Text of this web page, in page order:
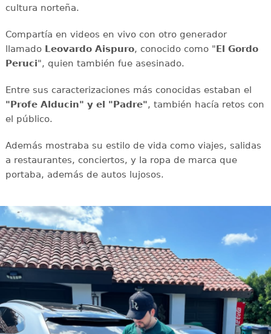
cultura norteña.
Compartía en videos en vivo con otro generador
llamadoLeovardo Aispuro, conocido como " El Gordo
Peruci", quien también fue asesinado.
Entre sus caracterizaciones más conocidas estaban el
"Profe Alducin" y el "Padre", también hacía retos con
el público.
Además mostraba su estilo de vida como viajes, salidas
a restaurantes, conciertos, y la ropa de marca que
portaba, además de autos lujosos.